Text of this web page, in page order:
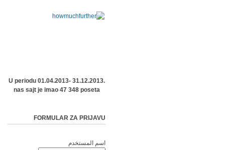
U periodu 01.04.2013- 31.12.2013.
nas sajt je imao 47 348 poseta
FORMULAR ZA PRIJAVU
اسم المستخدم